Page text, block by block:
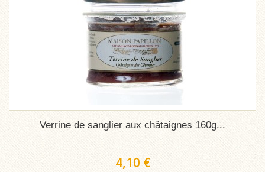
Verrine de sanglier aux châtaignes 160g...
4,10 €